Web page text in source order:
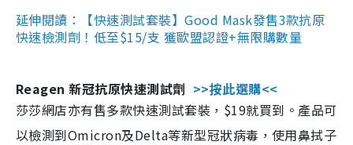
延伸閱讀：【快速測試套裝】Good Mask發售3款抗原
快速檢測劑！低至$15/支 獲歐盟認證+無限購數量
Reagen 新冠抗原快速測試劑 >>按此選購<<
莎莎網店亦有售多款快速測試套裝，$19就買到。產品可
以檢測到Omicron及Delta等新型冠狀病毒，使用鼻拭子